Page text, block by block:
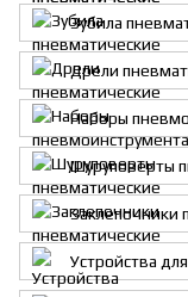
Зубила
Дрели
Наборы
Шуруповерты
Заклепочники
Устройства